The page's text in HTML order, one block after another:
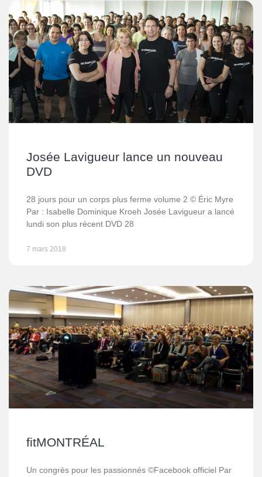
Josée Lavigueur lance un nouveau
DVD
28 jours pour un corps plus ferme volume 2 © Éric Myre
Par : Isabelle Dominique Kroeh Josée Lavigueur a lancé
lundi son plus récent DVD 28
7 mars 2018
fitMONTRÉAL
Un congrès pour les passionnés ©Facebook officiel Par